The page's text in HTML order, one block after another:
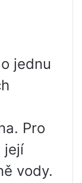
jednu
Pro
její
vody.